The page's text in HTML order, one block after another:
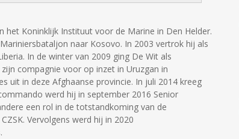
Koninklijk Instituut voor de Marine in Den Helder.
naar Kosovo. In 2003 vertrok hij als
In de winter van 2009 ging De Wit als
compagnie voor op inzet in Uruzgan in
uit in deze Afghaanse provincie. In juli 2014 kreeg
werd hij in september 2016 Senior
een rol in de totstandkoming van de
Vervolgens werd hij in 2020